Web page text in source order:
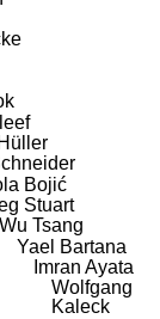
Bojić
Stuart
Wu Tsang
Yael Bartana
Imran Ayata
Wolfgang
Kaleck